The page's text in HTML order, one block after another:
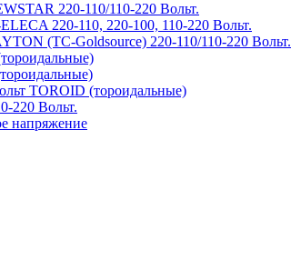
220-110/110-220 Вольт.
220-110, 220-100, 110-220 Вольт.
(TC-Goldsource) 220-110/110-220 Вольт.
TOROID (тороидальные)
220 Вольт.
напряжение